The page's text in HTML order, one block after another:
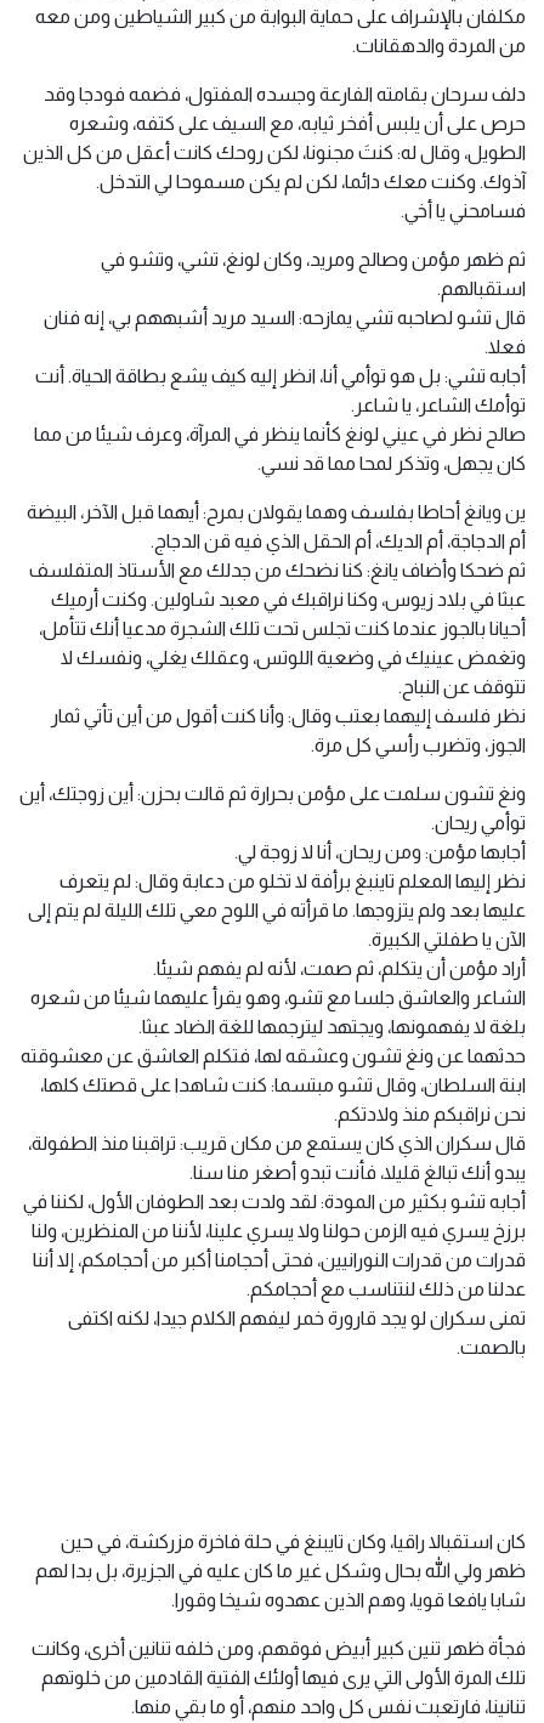
مكلفان بالإشراف على حماية البوابة من كبير الشياطين ومن معه
من المردة والدهقانات.
دلف سرحان بقامته الفارعة وجسده المفتول، فضمه فودجا وقد
حرص على أن يلبس أفخر ثيابه، مع السيف على كتفه، وشعره
الطويل، وقال له: كنتَ مجنونا، لكن روحك كانت أعقل من كل الذين
آذوك. وكنت معك دائما، لكن لم يكن مسموحا لي التدخل.
فسامحني يا أخي.
ثم ظهر مؤمن وصالح ومريد، وكان لونغ، تشي، وتشو في
استقبالهم.
قال تشو لصاحبه تشي يمازحه: السيد مريد أشبههم بي، إنه فنان
فعلا.
أجابه تشي: بل هو توأمي أنا، انظر إليه كيف يشع بطاقة الحياة. أنت
توأمك الشاعر، يا شاعر.
صالح نظر في عيني لونغ كأنما ينظر في المرآة، وعرف شيئا من مما
كان يجهل، وتذكر لمحا مما قد نسي.
ين ويانغ أحاطا بفلسف وهما يقولان بمرح: أيهما قبل الآخر، البيضة
أم الدجاجة، أم الديك، أم الحقل الذي فيه قن الدجاج.
ثم ضحكا وأضاف يانغ: كنا نضحك من جدلك مع الأستاذ المتفلسف
عبثا في بلاد زيوس، وكنا نراقبك في معبد شاولين. وكنت أرميك
أحيانا بالجوز عندما كنت تجلس تحت تلك الشجرة مدعيا أنك تتأمل،
وتغمض عينيك في وضعية اللوتس، وعقلك يغلي، ونفسك لا
تتوقف عن النباح.
نظر فلسف إليهما بعتب وقال: وأنا كنت أقول من أين تأتي ثمار
الجوز، وتضرب رأسي كل مرة.
ونغ تشون سلمت على مؤمن بحرارة ثم قالت بحزن: أين زوجتك، أين
توأمي ريحان.
أجابها مؤمن: ومن ريحان، أنا لا زوجة لي.
نظر إليها المعلم تاينبغ برأفة لا تخلو من دعابة وقال: لم يتعرف
عليها بعد ولم يتزوجها. ما قرأته في اللوح معي تلك الليلة لم يتم إلى
الآن يا طفلتي الكبيرة.
أراد مؤمن أن يتكلم، ثم صمت، لأنه لم يفهم شيئا.
الشاعر والعاشق جلسا مع تشو، وهو يقرأ عليهما شيئا من شعره
بلغة لا يفهمونها، ويجتهد ليترجمها للغة الضاد عبثا.
حدثهما عن ونغ تشون وعشقه لها، فتكلم العاشق عن معشوقته
ابنة السلطان، وقال تشو مبتسما: كنت شاهدا على قصتك كلها،
نحن نراقبكم منذ ولادتكم.
قال سكران الذي كان يستمع من مكان قريب: تراقبنا منذ الطفولة،
يبدو أنك تبالغ قليلا، فأنت تبدو أصغر منا سنا.
أجابه تشو بكثير من المودة: لقد ولدت بعد الطوفان الأول، لكننا في
برزخ يسري فيه الزمن حولنا ولا يسري علينا، لأننا من المنظرين، ولنا
قدرات من قدرات النورانيين، فحتى أحجامنا أكبر من أحجامكم، إلا أننا
عدلنا من ذلك لنتناسب مع أحجامكم.
تمنى سكران لو يجد قارورة خمر ليفهم الكلام جيدا، لكنه اكتفى
بالصمت.
كان استقبالا راقيا، وكان تايبنغ في حلة فاخرة مزركشة، في حين
ظهر ولي الله بحال وشكل غير ما كان عليه في الجزيرة، بل بدا لهم
شابا يافعا قويا، وهم الذين عهدوه شيخا وقورا.
فجأة ظهر تنين كبير أبيض فوقهم، ومن خلفه تنانين أخرى، وكانت
تلك المرة الأولى التي يرى فيها أولئك الفتية القادمين من خلوتهم
تنانينا، فارتعبت نفس كل واحد منهم، أو ما بقي منها.